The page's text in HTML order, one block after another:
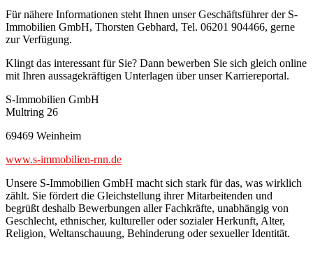
Für nähere Informationen steht Ihnen unser Geschäftsführer der S-
Immobilien GmbH, Thorsten Gebhard, Tel. 06201 904466, gerne
zur Verfügung.
Klingt das interessant für Sie? Dann bewerben Sie sich gleich online
mit Ihren aussagekräftigen Unterlagen über unser Karriereportal.
S-Immobilien GmbH
Multring 26
69469 Weinheim
www.s-immobilien-rnn.de
Unsere S-Immobilien GmbH macht sich stark für das, was wirklich
zählt. Sie fördert die Gleichstellung ihrer Mitarbeitenden und
begrüßt deshalb Bewerbungen aller Fachkräfte, unabhängig von
Geschlecht, ethnischer, kultureller oder sozialer Herkunft, Alter,
Religion, Weltanschauung, Behinderung oder sexueller Identität.